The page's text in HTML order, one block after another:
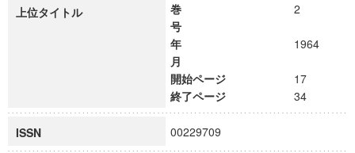
上位タイトル
巻
2
号
年
1964
月
開始ページ
17
終了ページ
34
ISSN 00229709